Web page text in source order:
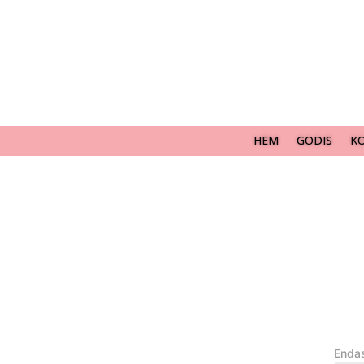
HEM GODIS